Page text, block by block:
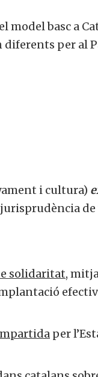
model basc a
per al
i cultura)
solidaritat,
per